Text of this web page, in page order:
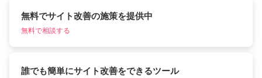
無料でサイト改善の施策を提供中
無料で相談する
誰でも簡単にサイト改善をできるツール